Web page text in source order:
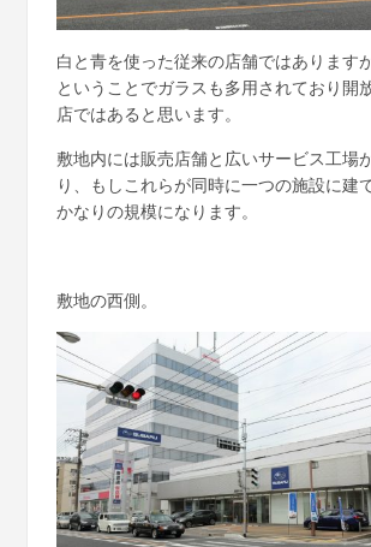
白と青を使った従来の店舗ではあります
ということでガラスも多用されており開
店ではあると思います。
敷地内には販売店舗と広いサービス工場
り、もしこれらが同時に一つの施設に建
かなりの規模になります。
敷地の西側。